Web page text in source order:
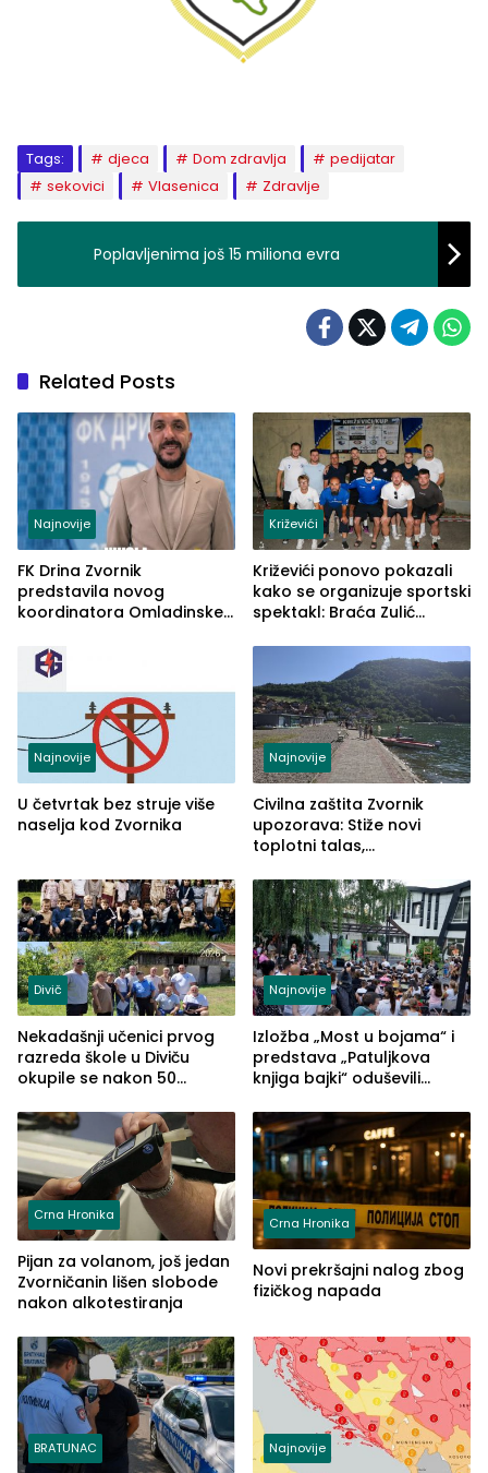
Tags: djeca Dom zdravlja
pedijatar
sekovici
Vlasenica Zdravlje
Poplavljenima još 15 miliona evra
Related Posts
Najnovije
FK Drina Zvornik
predstavila novog
koordinatora Omladinske
Križevići
Križevići ponovo pokazali
kako se organizuje sportski
spektakl: Braća Zulić
Najnovije
U četvrtak bez struje više
naselja kod Zvornika
Najnovije
Civilna zaštita Zvornik
upozorava: Stiže novi
toplotni talas,
Divič
Nekadašnji učenici prvog
razreda škole u Diviču
okupile se nakon 50
Pašić im održao čas
(FOTO)
Najnovije
Izložba „Most u bojama“ i
predstava „Patuljkova
knjiga bajki“ oduševili
Crna Hronika
Pijan za volanom, još jedan
Zvorničanin lišen slobode
nakon alkotestiranja
Crna Hronika
Novi prekršajni nalog zbog
fizičkog napada
BRATUNAC Najnovije